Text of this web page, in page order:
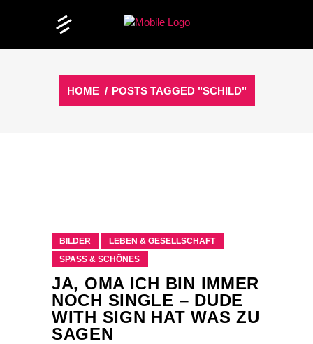
HOME / POSTS TAGGED "SCHILD"
BILDER
LEBEN & GESELLSCHAFT
SPASS & SCHÖNES
JA, OMA ICH BIN IMMER
NOCH SINGLE – DUDE
WITH SIGN HAT WAS ZU
SAGEN